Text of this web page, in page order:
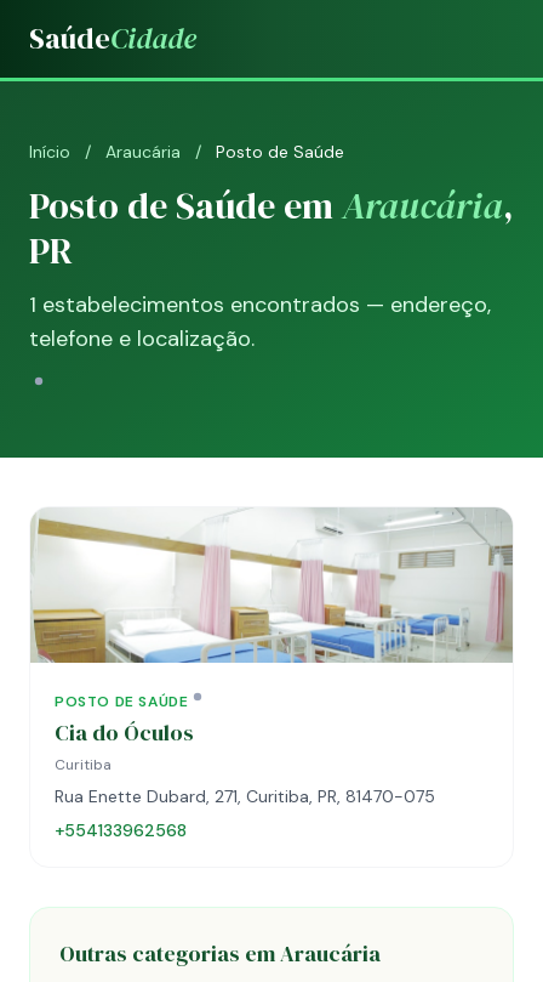
SaúdeCidade
Início / Araucária / Posto de Saúde
Posto de Saúde emAraucária,
PR
1 estabelecimentos encontrados — endereço,
telefone e localização.
POSTO DE SAÚDE
Cia do Óculos
Curitiba
Rua Enette Dubard, 271, Curitiba, PR, 81470-075
+554133962568
Outras categorias em Araucária